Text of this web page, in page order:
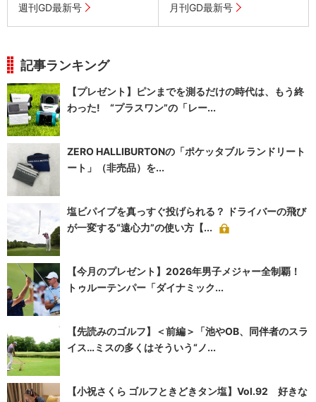
週刊GD最新号 月刊GD最新号
記事ランキング
【プレゼント】ピンまでを測るだけの時代は、もう終
わった! “プラスワン”の「レー...
ZERO HALLIBURTONの「ポケッタブル ランドリート
ート」（非売品）を...
塩ビパイプを真っすぐ投げられる？ ドライバーの飛び
が一変する“遠心力”の使い方【...
【今月のプレゼント】2026年男子メジャー全制覇！
トゥルーテンパー「ダイナミック...
【先読みのゴルフ】＜前編＞「池やOB、同伴者のスラ
イス…ミスの多くはそういう“ノ...
【小祝さくら ゴルフときどきタン塩】Vol.92 好きな